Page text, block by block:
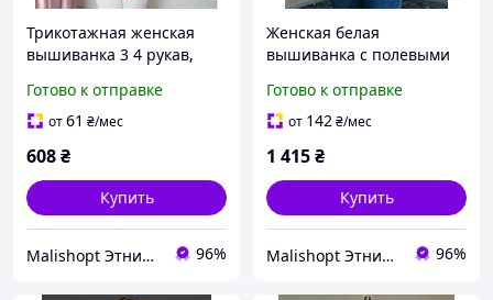
Трикотажная женская
вышиванка 3 4 рукав,
больших размеров
хлопковая рукав 3 4
Готово к отправке
от61 ₴/мес
608₴
Купить
Malishopt Этническая одежда и головные уборы, все для крещения 96%
Женская белая
вышиванка с полевыми
Вышиванка Анютины
глазки, Вышиванка
Готово к отправке
от 142₴/мес
1 415₴
Купить
Malishopt Этническая одежда и головные уборы, все для крещения 96%